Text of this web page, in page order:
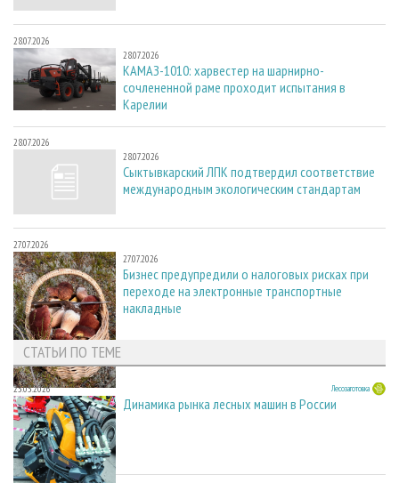
28.07.2026
28.07.2026
КАМАЗ-1010: харвестер на шарнирно-
сочлененной раме проходит испытания в
Карелии
28.07.2026
28.07.2026
Сыктывкарский ЛПК подтвердил соответствие
международным экологическим стандартам
27.07.2026
27.07.2026
Бизнес предупредили о налоговых рисках при
переходе на электронные транспортные
накладные
СТАТЬИ ПО ТЕМЕ
23.03.2026 Лесозаготовка
Динамика рынка лесных машин в России